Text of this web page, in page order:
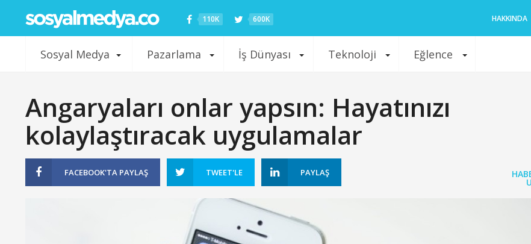
110K 600K HAKKINDA
Sosyal Medya Pazarlama İş Dünyası Teknoloji Eğlence
Angaryaları onlar yapsın: Hayatınızı
kolaylaştıracak uygulamalar
FACEBOOK'TA PAYLAŞ TWEET'LE PAYLAŞ